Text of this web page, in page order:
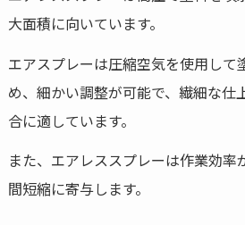
大面積に向いています。
エアスプレーは圧縮空気を使用して
め、細かい調整が可能で、繊細な仕
合に適しています。
また、エアレススプレーは作業効率
間短縮に寄与します。